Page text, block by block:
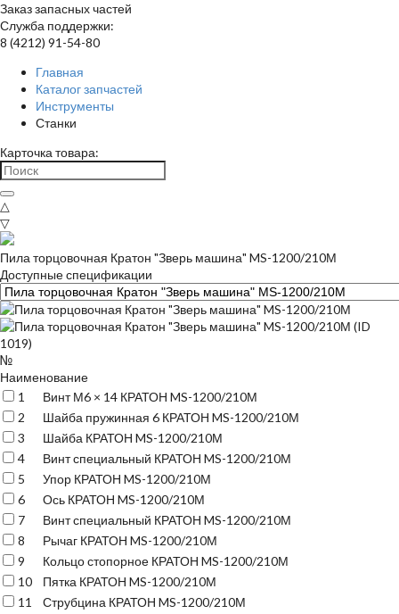
Заказ запасных частей
Служба поддержки:
8 (4212) 91-54-80
Главная
Каталог запчастей
Инструменты
Станки
Карточка товара:
△
▽
Пила торцовочная Кратон "Зверь машина" MS-1200/210М
Доступные спецификации
№
Наименование
1
Винт М6 × 14 КРАТОН MS-1200/210М
2
Шайба пружинная 6 КРАТОН MS-1200/210М
3
Шайба КРАТОН MS-1200/210М
4
Винт специальный КРАТОН MS-1200/210М
5
Упор КРАТОН MS-1200/210М
6
Ось КРАТОН MS-1200/210М
7
Винт специальный КРАТОН MS-1200/210М
8
Рычаг КРАТОН MS-1200/210М
9
Кольцо стопорное КРАТОН MS-1200/210М
10
Пятка КРАТОН MS-1200/210М
11
Струбцина КРАТОН MS-1200/210М